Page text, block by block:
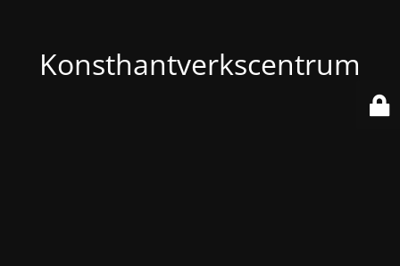
Konsthantverkscentrum